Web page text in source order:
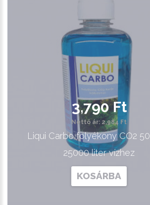
3,790 Ft
Nettó ár: 2,984 Ft
Liqui Carbo folyékony CO2
25000 liter vízhez
KOSÁRBA